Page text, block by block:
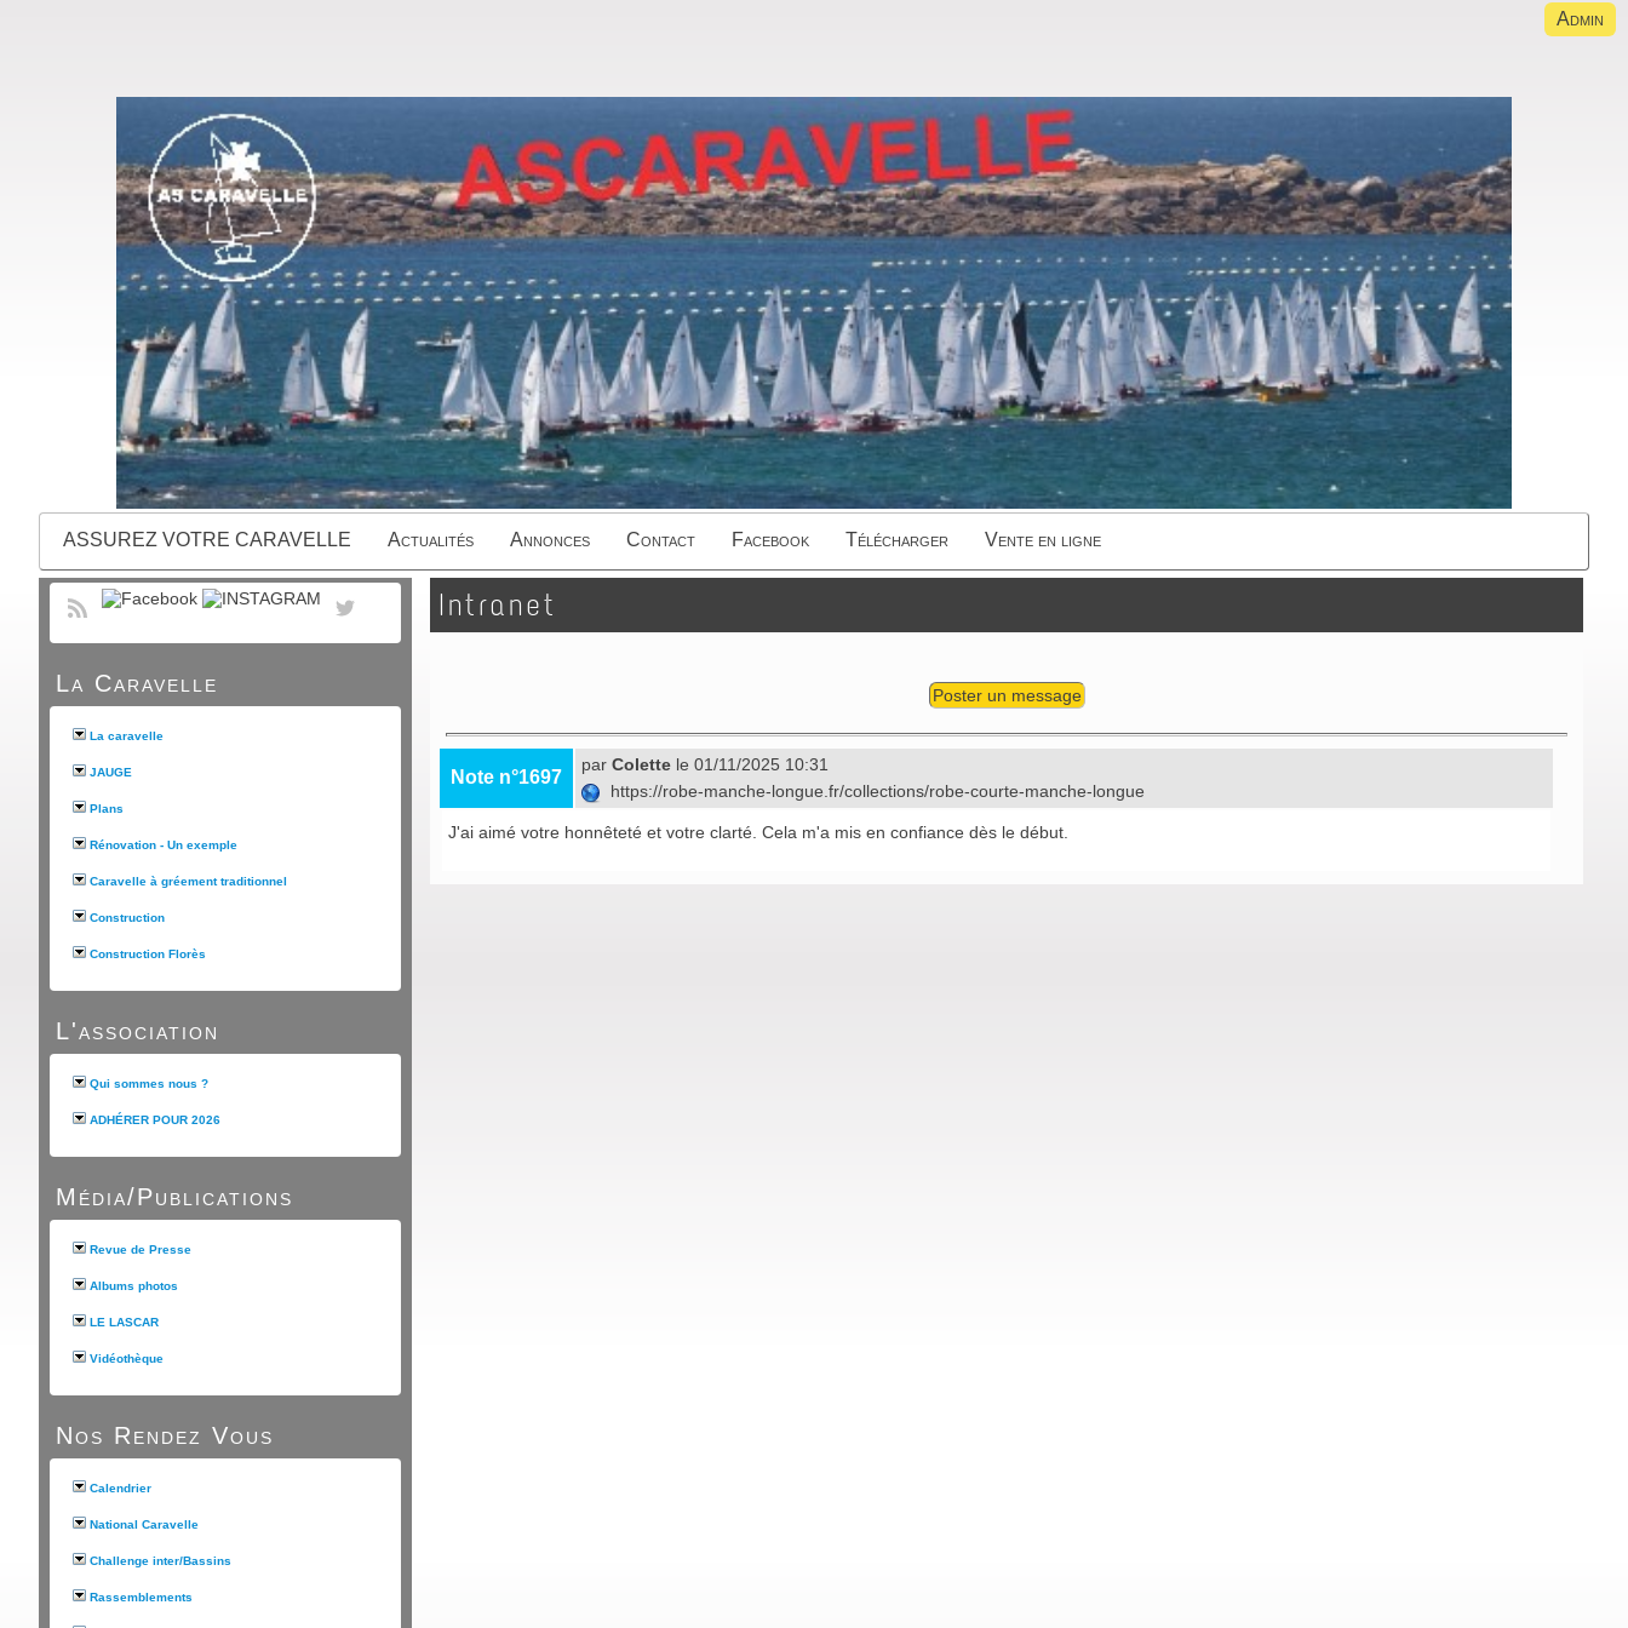
Admin
ASSUREZ VOTRE CARAVELLE Actualités Annonces Contact Facebook Télécharger Vente en ligne
La Caravelle
La caravelle
JAUGE
Plans
Rénovation - Un exemple
Caravelle à gréement traditionnel
Construction
Construction Florès
L'association
Qui sommes nous ?
ADHÉRER POUR 2026
Média/Publications
Revue de Presse
Albums photos
LE LASCAR
Vidéothèque
Nos Rendez Vous
Calendrier
National Caravelle
Challenge inter/Bassins
Rassemblements
Intranet
Poster un message
Note n°1697
par Colette le 01/11/2025 10:31
https://robe-manche-longue.fr/collections/robe-courte-manche-longue
J'ai aimé votre honnêteté et votre clarté. Cela m'a mis en confiance dès le début.